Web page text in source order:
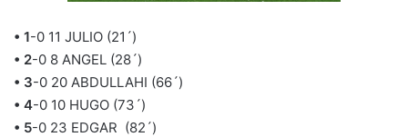
• 1-0 11 JULIO (21´)
• 2-0 8 ANGEL (28´)
• 3-0 20 ABDULLAHI (66´)
• 4-0 10 HUGO (73´)
• 5-0 23 EDGAR (82´)